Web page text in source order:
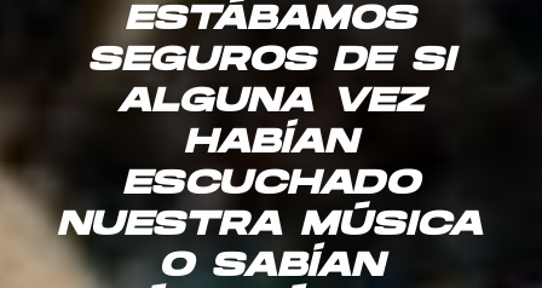
ESTÁBAMOS
SEGUROS DE SI
ALGUNA VEZ
HABÍAN
ESCUCHADO
NUESTRA MÚSICA
O SABÍAN